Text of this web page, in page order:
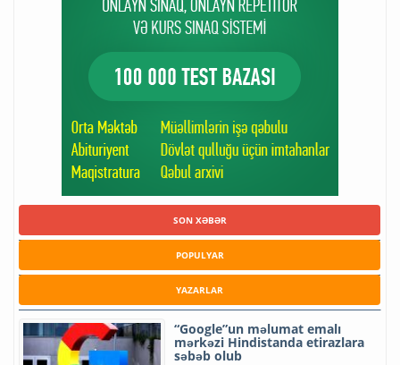
SON XƏBƏR
POPULYAR
YAZARLAR
“Google”un məlumat emalı
mərkəzi Hindistanda etirazlara
səbəb olub